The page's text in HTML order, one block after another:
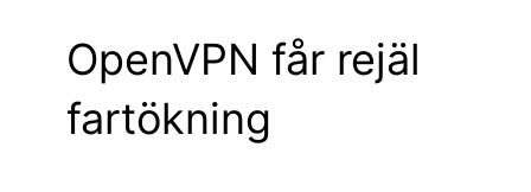
OpenVPN får rejäl
fartökning